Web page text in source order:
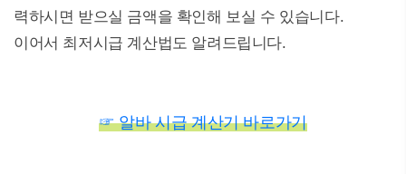
력하시면 받으실 금액을 확인해 보실 수 있습니다.
이어서 최저시급 계산법도 알려드립니다.
☞ 알바 시급 계산기 바로가기